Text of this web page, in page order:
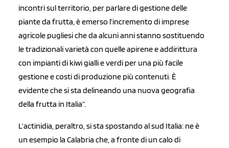
incontri sul territorio, per parlare di gestione delle
piante da frutta, è emerso l’incremento di imprese
agricole pugliesi che da alcuni anni stanno sostituendo
le tradizionali varietà con quelle apirene e addirittura
con impianti di kiwi gialli e verdi per una più facile
gestione e costi di produzione più contenuti. È
evidente che si sta delineando una nuova geografia
della frutta in Italia”.
L’actinidia, peraltro, si sta spostando al sud Italia: ne è
un esempio la Calabria che, a fronte di un calo di